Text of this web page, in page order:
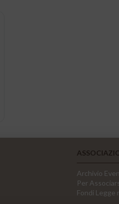
Archivio
Per
Fondi Legge